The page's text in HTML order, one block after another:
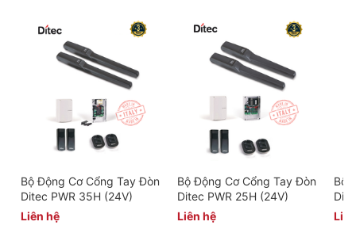
Bộ Động Cơ Cổng Tay Đòn
Ditec PWR 35H (24V)
Liên hệ
Bộ Động Cơ Cổng Tay Đòn
Ditec PWR 25H (24V)
Liên hệ
Bộ